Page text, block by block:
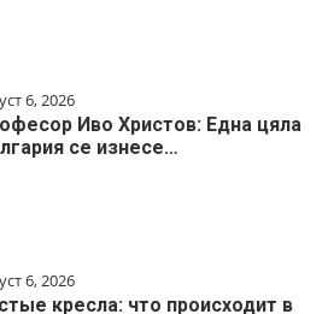
6, 2026
Иво Христов: Една цяла
се изнесе…
6, 2026
кресла: что происходит в